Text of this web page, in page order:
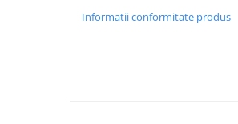
Informatii conformitate produs